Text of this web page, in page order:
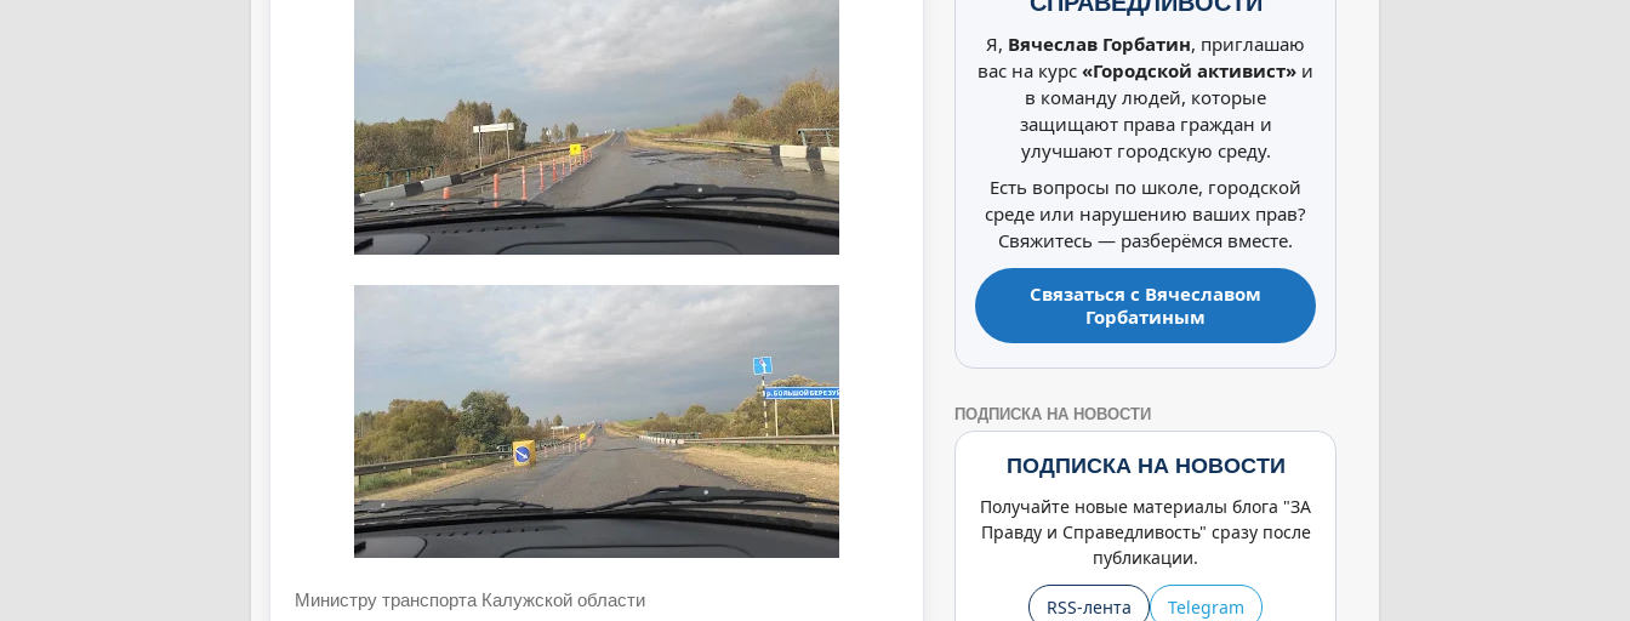
Министру транспорта Калужской области
Я, Вячеслав Горбатин, приглашаю
вас на курс «Городской активист» и
в команду людей, которые
защищают права граждан и
улучшают городскую среду.
Есть вопросы по школе, городской
среде или нарушению ваших прав?
Свяжитесь — разберёмся вместе.
Связаться с Вячеславом
Горбатиным
ПОДПИСКА НА НОВОСТИ
ПОДПИСКА НА НОВОСТИ
Получайте новые материалы блога "ЗА
Правду и Справедливость" сразу после
публикации.
RSS-лента Telegram